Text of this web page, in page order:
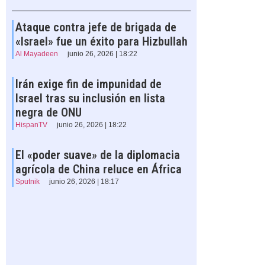
Ataque contra jefe de brigada de
«Israel» fue un éxito para Hizbullah
Al Mayadeen junio 26, 2026 | 18:22
Irán exige fin de impunidad de
Israel tras su inclusión en lista
negra de ONU
HispanTV junio 26, 2026 | 18:22
El «poder suave» de la diplomacia
agrícola de China reluce en África
Sputnik junio 26, 2026 | 18:17